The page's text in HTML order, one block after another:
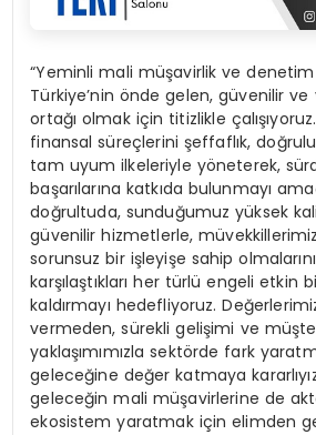
“Yeminli mali müşavirlik ve denetim
Türkiye’nin önde gelen, güvenilir
ortağı olmak için titizlikle
finansal süreçlerini şeffaflık,
tam uyum ilkeleriyle yöneterek,
başarılarına katkıda bulunmayı
doğrultuda, sunduğumuz yüksek
güvenilir hizmetlerle,
sorunsuz bir işleyişe sahip
karşılaştıkları her türlü engeli etkin
kaldırmayı hedefliyoruz.
vermeden, sürekli gelişimi ve
yaklaşımımızla sektörde fark
geleceğine değer katmaya
geleceğin mali müşavirlerine de
ekosistem yaratmak için elimden